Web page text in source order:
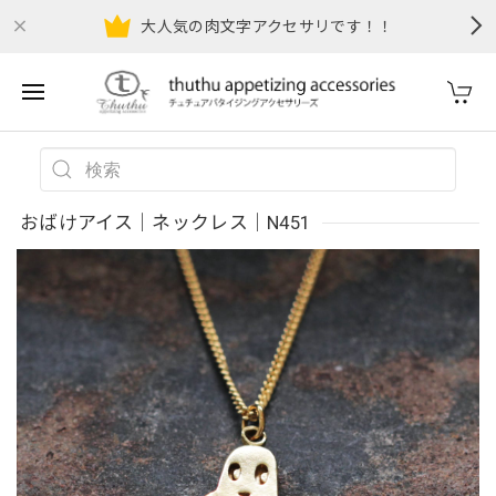
大人気の肉文字アクセサリです！！
おばけアイス｜ネックレス｜N451